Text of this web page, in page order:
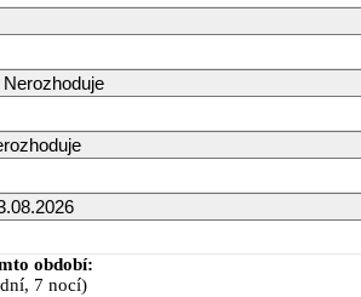
Nerozhoduje
období:
7 nocí)